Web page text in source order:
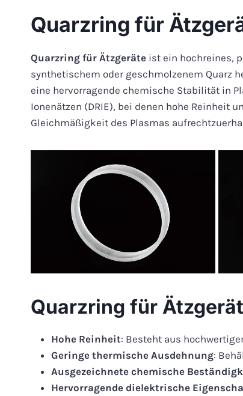
Quarzring für
Quarzring für Ätzgeräte ist ein hochreines,
synthetischem oder geschmolzenem Quarz
eine hervorragende chemische Stabilität in
Ionenätzen (DRIE), bei denen hohe Reinheit
Gleichmäßigkeit des Plasmas
Quarzring für
Hohe Reinheit: Besteht aus
Geringe thermische Ausdehnung:
Ausgezeichnete chemische
Hervorragende dielektrische